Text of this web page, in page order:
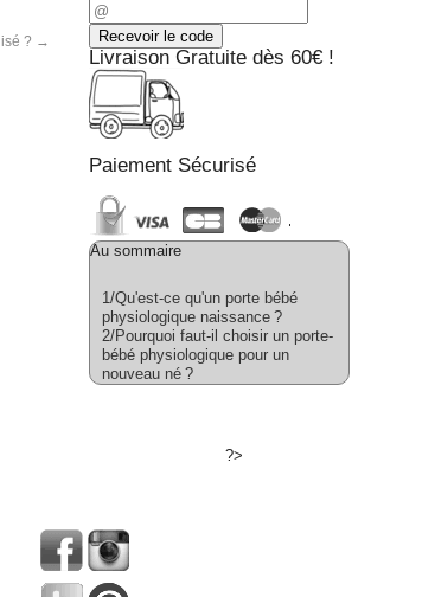
? →
?>
Livraison Gratuite dès 60€ !
Paiement Sécurisé
Au sommaire
1/Qu'est-ce qu'un porte bébé
physiologique naissance ?
2/Pourquoi faut-il choisir un porte-
bébé physiologique pour un
nouveau né ?